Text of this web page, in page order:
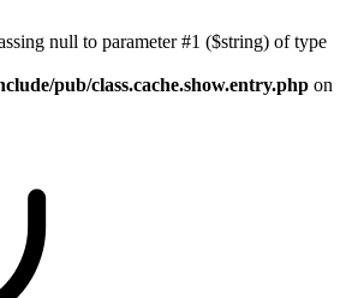
null to parameter #1 ($string) of type
pub/class.cache.show.entry.php on